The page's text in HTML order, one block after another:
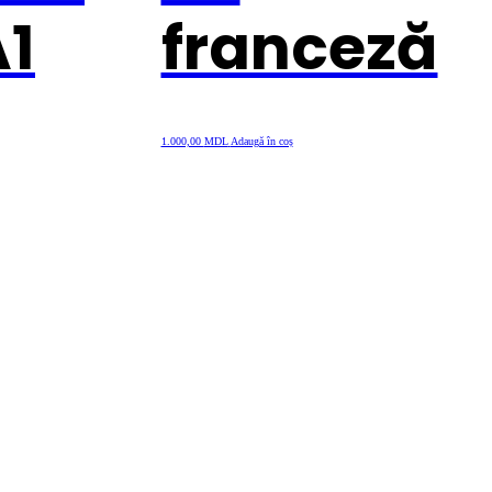
franceză
1.000,00 MDL Adaugă în coș